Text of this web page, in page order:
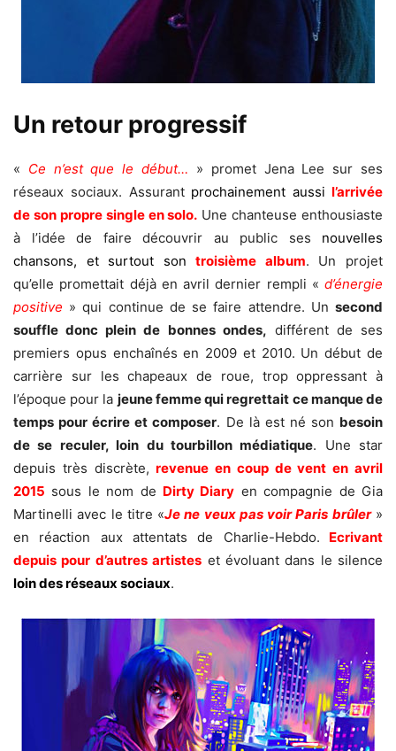
Un retour progressif
« Ce n’est que le début… » promet Jena Lee sur ses
réseaux sociaux. Assurant prochainement aussi l’arrivée
de son propre single en solo. Une chanteuse enthousiaste
à l’idée de faire découvrir au public ses nouvelles
chansons, et surtout
sontroisième album. Un projet
qu’elle promettait déjà en avril dernier rempli « d’énergie
positive » qui continue de se faire attendre. Un second
souffle donc plein de bonnes ondes, différent de ses
premiers opus enchaînés en 2009 et 2010. Un début de
carrière sur les chapeaux de roue, trop oppressant à
l’époque pour la jeune femme qui regrettait ce manque de
temps pour écrire et composer. De là est né son besoin
de se reculer, loin du tourbillon médiatique. Une star
depuis très discrète,revenue en coup de vent en avril
2015 sous le nom de Dirty Diary en compagnie de Gia
Martinelli avec le titre «Je ne veux pas voir Paris brûler»
en réaction aux attentats de Charlie-Hebdo. Ecrivant
depuis pour d’autres artistes et évoluant dans le silence
loin des réseaux sociaux.